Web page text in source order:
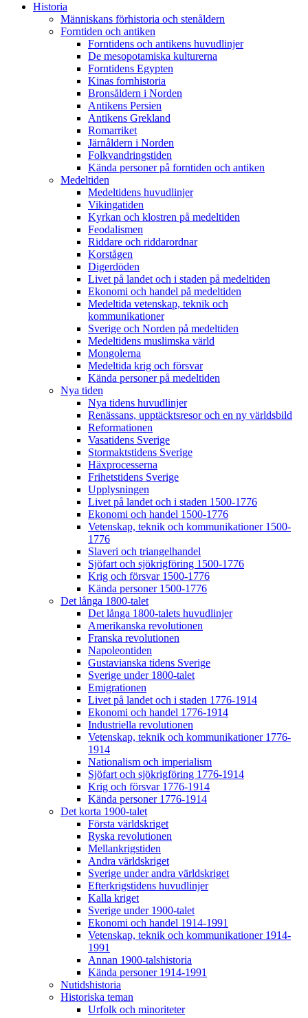
Historia
Människans förhistoria och stenåldern
Forntiden och antiken
Forntidens och antikens huvudlinjer
De mesopotamiska kulturerna
Forntidens Egypten
Kinas fornhistoria
Bronsåldern i Norden
Antikens Persien
Antikens Grekland
Romarriket
Järnåldern i Norden
Folkvandringstiden
Kända personer på forntiden och antiken
Medeltiden
Medeltidens huvudlinjer
Vikingatiden
Kyrkan och klostren på medeltiden
Feodalismen
Riddare och riddarordnar
Korstågen
Digerdöden
Livet på landet och i staden på medeltiden
Ekonomi och handel på medeltiden
Medeltida vetenskap, teknik och
kommunikationer
Sverige och Norden på medeltiden
Medeltidens muslimska värld
Mongolerna
Medeltida krig och försvar
Kända personer på medeltiden
Nya tiden
Nya tidens huvudlinjer
Renässans, upptäcktsresor och en ny världsbild
Reformationen
Vasatidens Sverige
Stormaktstidens Sverige
Häxprocesserna
Frihetstidens Sverige
Upplysningen
Livet på landet och i staden 1500-1776
Ekonomi och handel 1500-1776
Vetenskap, teknik och kommunikationer 1500-
1776
Slaveri och triangelhandel
Sjöfart och sjökrigföring 1500-1776
Krig och försvar 1500-1776
Kända personer 1500-1776
Det långa 1800-talet
Det långa 1800-talets huvudlinjer
Amerikanska revolutionen
Franska revolutionen
Napoleontiden
Gustavianska tidens Sverige
Sverige under 1800-talet
Emigrationen
Livet på landet och i staden 1776-1914
Ekonomi och handel 1776-1914
Industriella revolutionen
Vetenskap, teknik och kommunikationer 1776-
1914
Nationalism och imperialism
Sjöfart och sjökrigföring 1776-1914
Krig och försvar 1776-1914
Kända personer 1776-1914
Det korta 1900-talet
Första världskriget
Ryska revolutionen
Mellankrigstiden
Andra världskriget
Sverige under andra världskriget
Efterkrigstidens huvudlinjer
Kalla kriget
Sverige under 1900-talet
Ekonomi och handel 1914-1991
Vetenskap, teknik och kommunikationer 1914-
1991
Annan 1900-talshistoria
Kända personer 1914-1991
Nutidshistoria
Historiska teman
Urfolk och minoriteter